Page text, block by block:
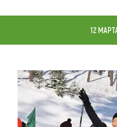
Что привезти
О регионе
Коллекция
12